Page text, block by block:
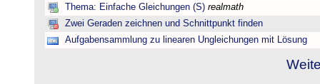
Thema: Einfache Gleichungen (S) realmath
Zwei Geraden zeichnen und Schnittpunkt finden
Aufgabensammlung zu linearen Ungleichungen mit Lösung